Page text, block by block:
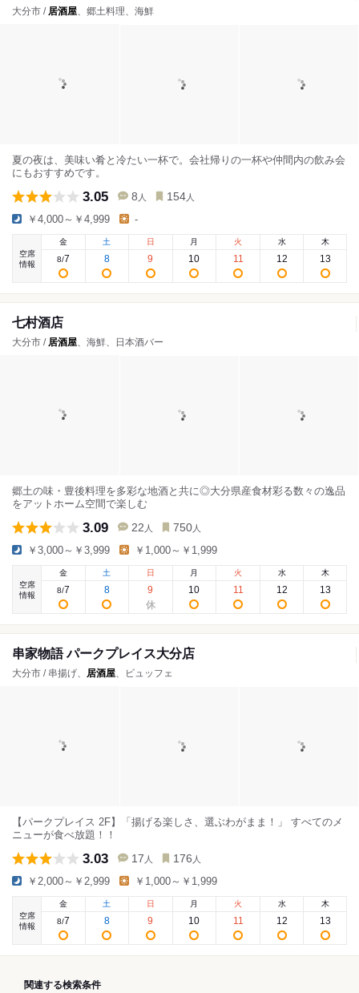
大分市 / 居酒屋、郷土料理、海鮮
夏の夜は、美味い肴と冷たい一杯で。会社帰りの一杯や仲間内の飲み会
にもおすすめです。
3.05 8 人 154 人
￥4,000～￥4,999 -
空席
情報
金
8/7
土
8
日
9
月
10
火
11
水
12
木
13
七村酒店
大分市 / 居酒屋、海鮮、日本酒バー
郷土の味・豊後料理を多彩な地酒と共に◎大分県産食材彩る数々の逸品
をアットホーム空間で楽しむ
3.09 22 人 750 人
￥3,000～￥3,999 ￥1,000～￥1,999
空席
情報
金
8/7
土
8
日
9
月
10
火
11
水
12
木
13
串家物語 パークプレイス大分店
大分市 / 串揚げ、 居酒屋、ビュッフェ
【パークプレイス 2F】「揚げる楽しさ、選ぶわがまま！」 すべてのメ
ニューが食べ放題！！
3.03 17 人 176 人
￥2,000～￥2,999 ￥1,000～￥1,999
空席
情報
金
8/7
土
8
日
9
月
10
火
11
水
12
木
13
関連する検索条件